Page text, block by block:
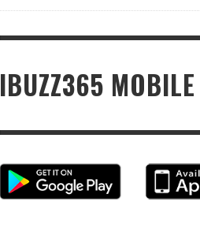
IBUZZ365 MOBILE